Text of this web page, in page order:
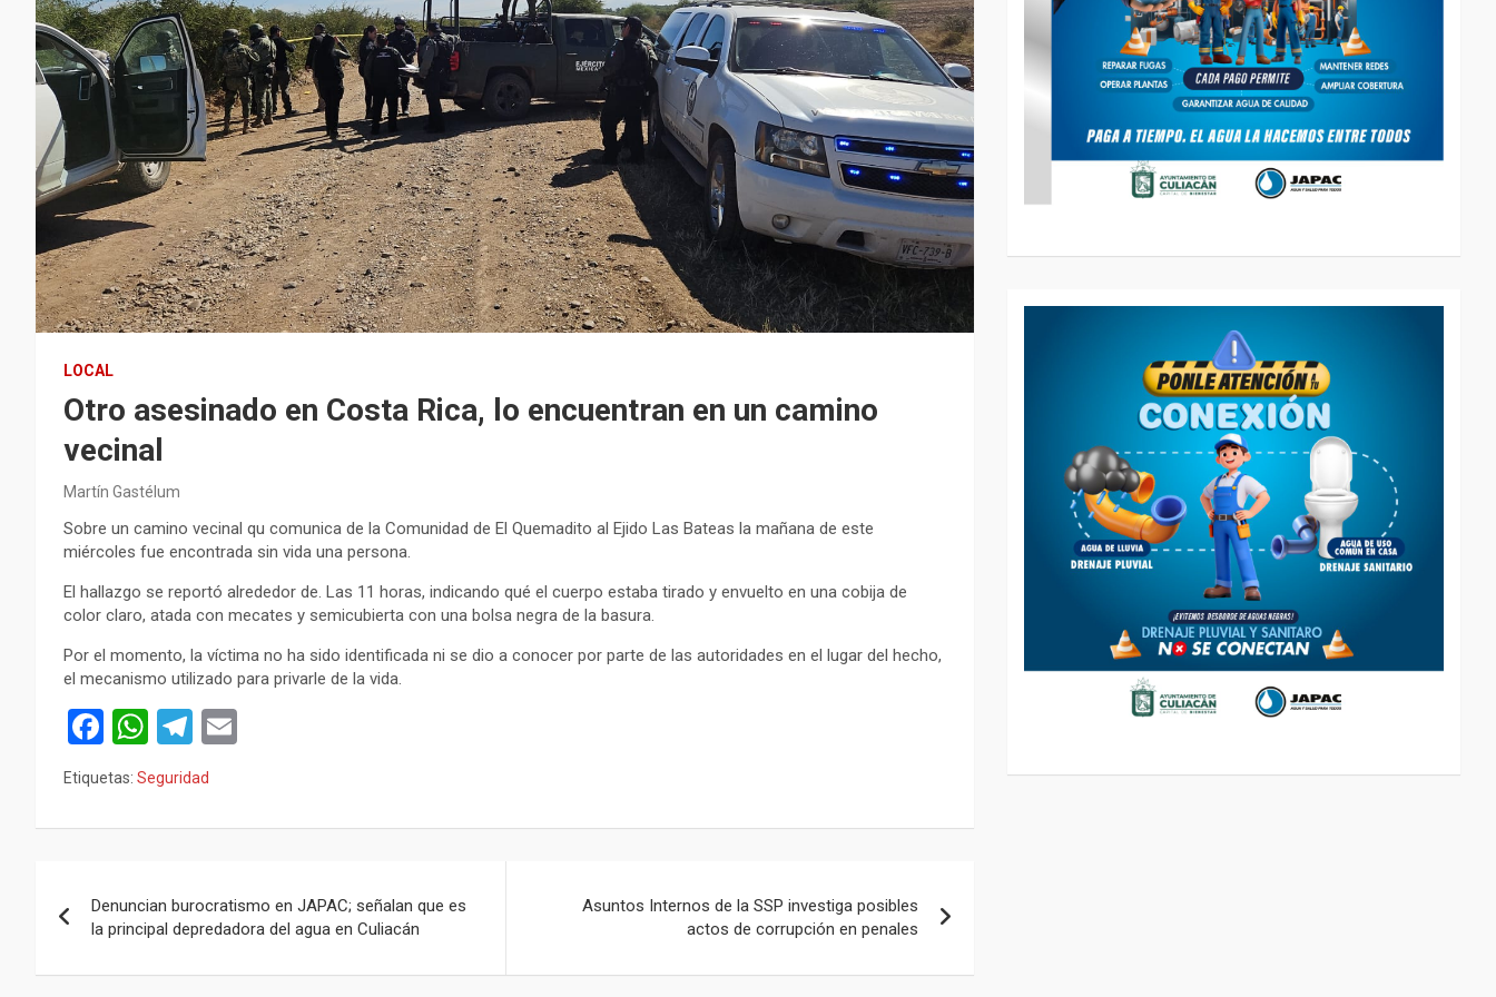
LOCAL
Otro asesinado en Costa Rica, lo encuentran en un camino
vecinal
Martín Gastélum
Sobre un camino vecinal qu comunica de la Comunidad de El Quemadito al Ejido Las Bateas la mañana de este
miércoles fue encontrada sin vida una persona.
El hallazgo se reportó alrededor de. Las 11 horas, indicando qué el cuerpo estaba tirado y envuelto en una cobija de
color claro, atada con mecates y semicubierta con una bolsa negra de la basura.
Por el momento, la víctima no ha sido identificada ni se dio a conocer por parte de las autoridades en el lugar del hecho,
el mecanismo utilizado para privarle de la vida.
F
a
ce
b
o
k
W
at
s
p
p
T
el
e
gr
m
Etiquetas: Seguridad
de
entradas
Denuncian burocratismo en JAPAC; señalan que es
la principal depredadora del agua en Culiacán
Asuntos Internos de la SSP investiga posibles
actos de corrupción en penales